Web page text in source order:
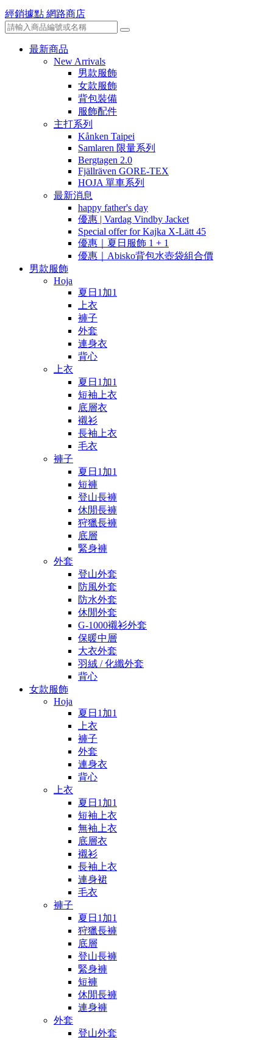
經銷據點 網路商店
最新商品
New Arrivals
男款服飾
女款服飾
背包裝備
服飾配件
主打系列
Kånken Taipei
Samlaren 限量系列
Bergtagen 2.0
Fjällräven GORE-TEX
HOJA 單車系列
最新消息
happy father's day
優惠 | Vardag Vindby Jacket
Special offer for Kajka X-Lätt 45
優惠｜夏日服飾 1 + 1
優惠｜Abisko背包水壺袋組合價
男款服飾
Hoja
夏日1加1
上衣
褲子
外套
連身衣
背心
上衣
夏日1加1
短袖上衣
底層衣
襯衫
長袖上衣
毛衣
褲子
夏日1加1
短褲
登山長褲
休閒長褲
狩獵長褲
底層
緊身褲
外套
登山外套
防風外套
防水外套
休閒外套
G-1000襯衫外套
保暖中層
大衣外套
羽絨 / 化纖外套
背心
女款服飾
Hoja
夏日1加1
上衣
褲子
外套
連身衣
背心
上衣
夏日1加1
短袖上衣
無袖上衣
底層衣
襯衫
長袖上衣
連身裙
毛衣
褲子
夏日1加1
狩獵長褲
底層
登山長褲
緊身褲
短褲
休閒長褲
連身褲
外套
登山外套